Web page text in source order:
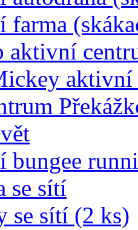
farma
aktivní
aktivní
bungee
se sítí
se sítí (2 ks)